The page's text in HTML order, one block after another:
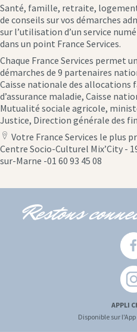
Santé, famille, retraite,
de conseils sur vos démarches
sur l’utilisation d’un service
dans un point France Services.
Chaque France Services permet
démarches de 9 partenaires
Caisse nationale des allocations
d’assurance maladie, Caisse
Mutualité sociale agricole,
Justice, Direction générale des
location
icon
Votre France Services le plus
Centre Socio-Culturel Mix’City -
sur-Marne -01 60 93 45 08
Restons
APPLI
Disponible sur